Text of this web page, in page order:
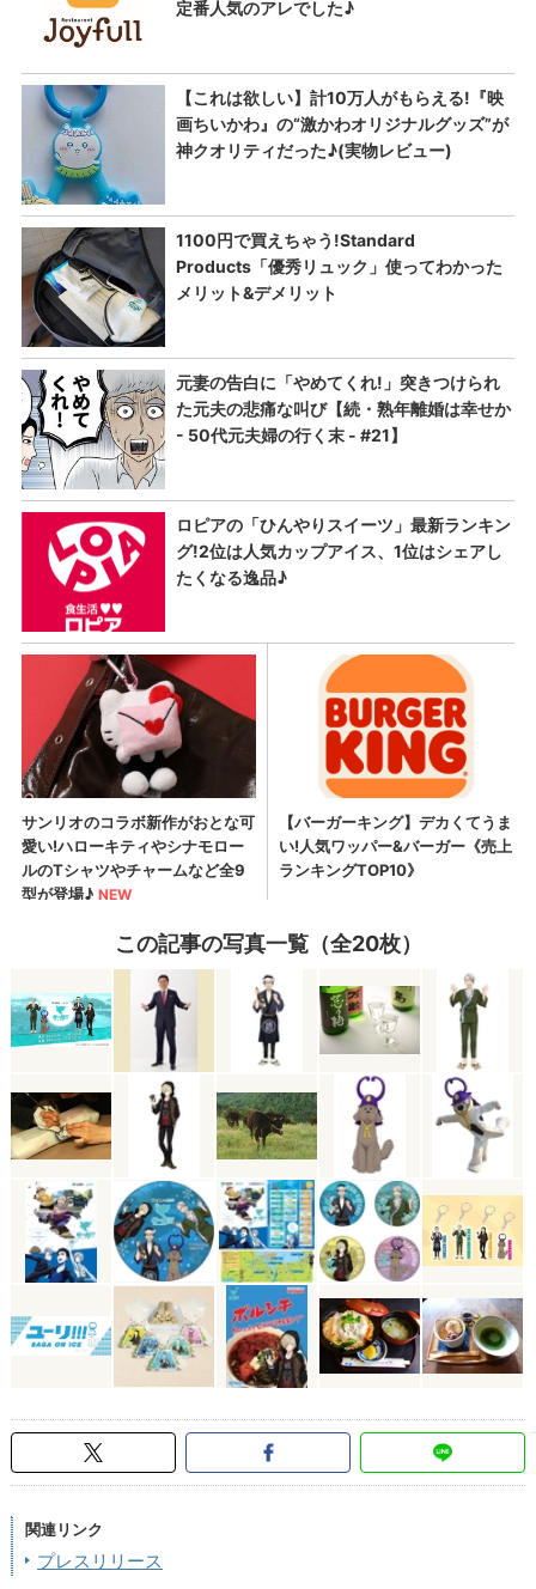
この記事の写真一覧（全20枚）
関連リンク
プレスリリース